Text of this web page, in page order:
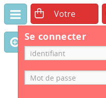
Se connecter